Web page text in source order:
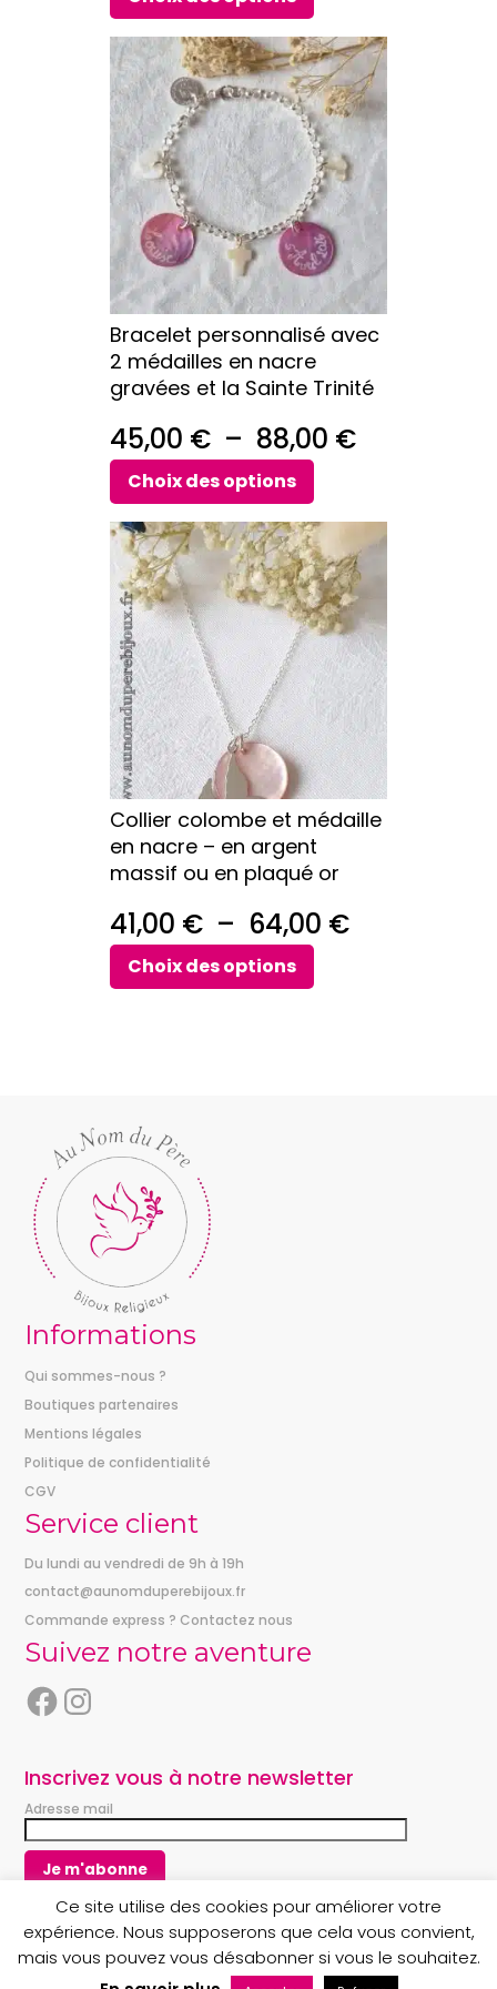
prix :
24,00 €
à
29,00 €
Bracelet personnalisé avec
2 médailles en nacre
gravées et la Sainte Trinité
45,00 € – 88,00 €Plage
prix :
45,00 €
à
88,00 €
Choix des options
Ce
produit
a
plusieurs
variations.
Les
options
peuvent
être
choisies
sur
la
page
du
produit
Collier colombe et médaille
en nacre – en argent
massif ou en plaqué or
41,00 € – 64,00 €Plage
Choix des options
Ce
produit
a
plusieurs
variations.
Les
options
peuvent
être
choisies
sur
la
page
du
produit
Informations
Qui sommes-nous ?
Boutiques partenaires
Mentions légales
Politique de confidentialité
CGV
Service client
Du lundi au vendredi de 9h à 19h
contact@aunomduperebijoux.fr
Commande express ? Contactez nous
Suivez notre aventure
F
e
b
o
k
t
a
g
a
m
Inscrivez vous à notre newsletter
Adresse mail
Copyright © 2023 Au nom du Père boutique
Ce site utilise des cookies pour améliorer votre
expérience. Nous supposerons que cela vous convient,
mais vous pouvez vous désabonner si vous le souhaitez.